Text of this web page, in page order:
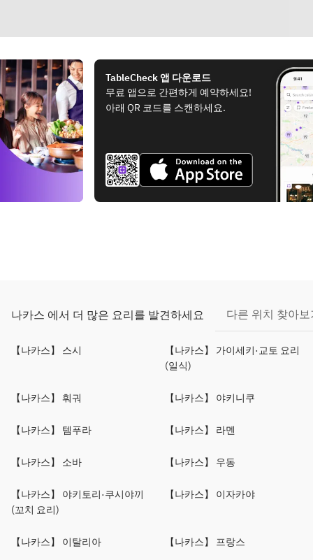
TableCheck 앱 다운로드
무료 앱으로 간편하게 예약하세요!
아래 QR 코드를 스캔하세요.
나카스 에서 더 많은 요리를 발견하세요 다른 위치 찾아보
【나카스】 스시
【나카스】 가이세키·교토 요리
(일식)
【나카스】 훠궈 【나카스】 야키니쿠
【나카스】 템푸라 【나카스】 라멘
【나카스】 소바 【나카스】 우동
【나카스】 야키토리·쿠시야끼
(꼬치 요리)
【나카스】 이자카야
【나카스】 이탈리아 【나카스】 프랑스